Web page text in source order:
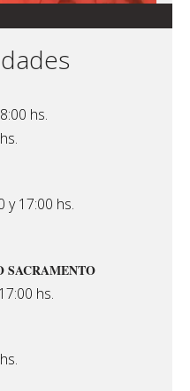
hs.
y 17:00 hs.
SACRAMENTO
hs.